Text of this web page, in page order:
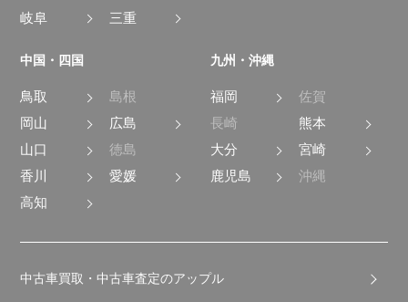
岐阜
三重
中国・四国
鳥取
島根
岡山
広島
山口
徳島
香川
愛媛
高知
九州・沖縄
福岡
佐賀
長崎
熊本
大分
宮崎
鹿児島
沖縄
中古車買取・中古車査定のアップル